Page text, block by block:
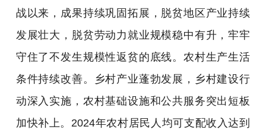
战以来，成果持续巩固拓展，脱贫地区产业持续
发展壮大，脱贫劳动力就业规模稳中有升，牢牢
守住了不发生规模性返贫的底线。农村生产生活
条件持续改善。乡村产业蓬勃发展，乡村建设行
动深入实施，农村基础设施和公共服务突出短板
加快补上。2024年农村居民人均可支配收入达到